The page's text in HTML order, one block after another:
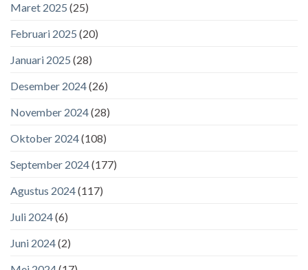
Maret 2025 (25)
Februari 2025 (20)
Januari 2025 (28)
Desember 2024(26)
November 2024(28)
Oktober 2024(108)
September 2024(177)
Agustus 2024(117)
Juli 2024(6)
Juni 2024(2)